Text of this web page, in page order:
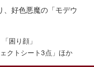
、好色悪魔の「モデウ
困り顔」
クトシート3点」ほか